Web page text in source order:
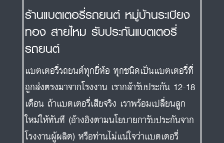
ร้านแบตเตอรี่รถยนต์ หมู่บ้านระเบียง
ทอง สายไหม รับประกันแบตเตอรี่
รถยนต์
แบตเตอรี่รถยนต์ทุกยี่ห้อ ทุกชนิดเป็นแบตเตอรี่ที่
ถูกส่งตรงมาจากโรงงาน เรากล้ารับประกัน 12-18
เดือน ถ้าแบตเตอรี่เสียจริง เราพร้อมเปลี่ยนลูก
ใหม่ให้ทันที (อ้างอิงตามนโยบายการับประกันจาก
โรงงานผู้ผลิต) หรือท่านไม่แน่ใจว่าแบตเตอรี่